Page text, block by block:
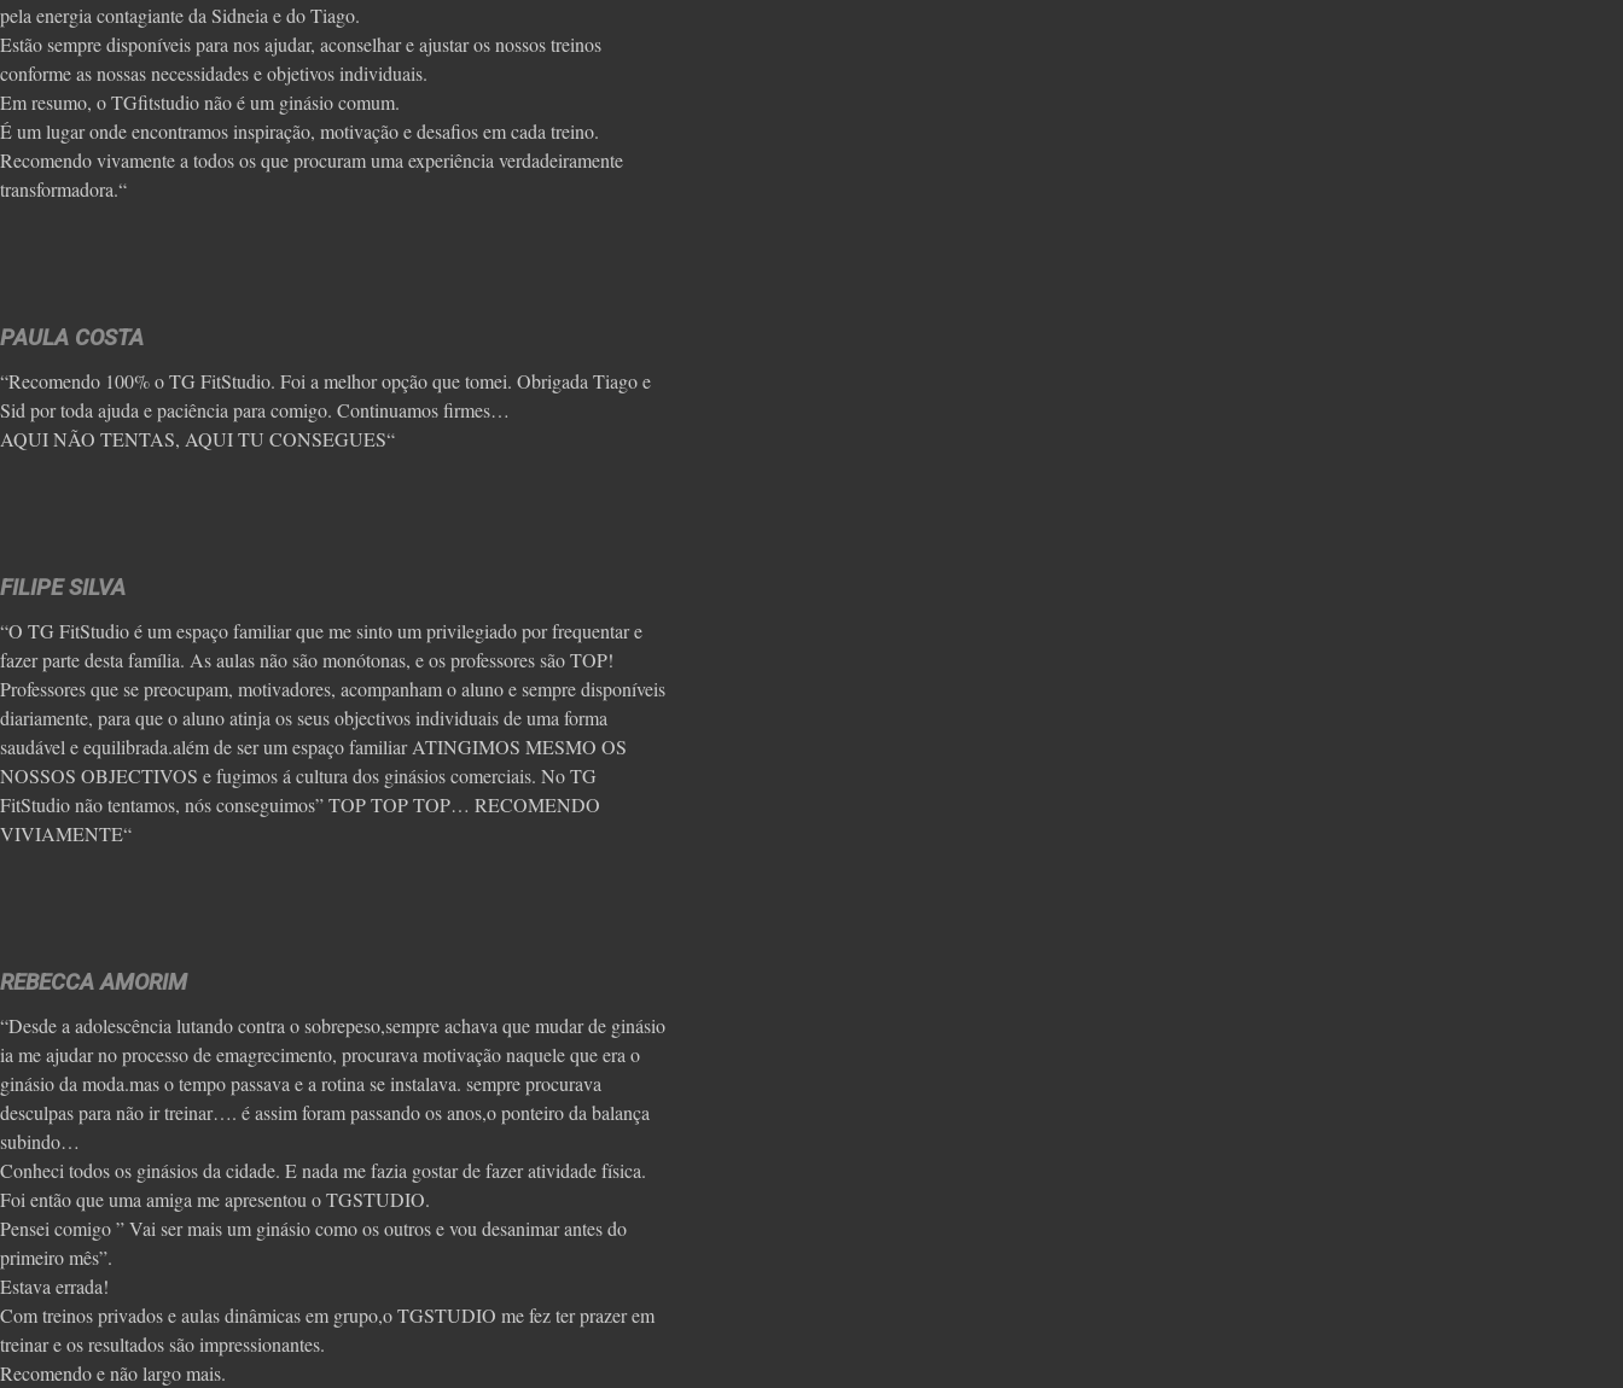
pela energia contagiante da Sidneia e do Tiago.
Estão sempre disponíveis para nos ajudar, aconselhar e ajustar os nossos treinos
conforme as nossas necessidades e objetivos individuais.
Em resumo, o TGfitstudio não é um ginásio comum.
É um lugar onde encontramos inspiração, motivação e desafios em cada treino.
Recomendo vivamente a todos os que procuram uma experiência verdadeiramente
transformadora.“
PAULA COSTA
“Recomendo 100% o TG FitStudio. Foi a melhor opção que tomei. Obrigada Tiago e
Sid por toda ajuda e paciência para comigo. Continuamos firmes…
AQUI NÃO TENTAS, AQUI TU CONSEGUES“
FILIPE SILVA
“O TG FitStudio é um espaço familiar que me sinto um privilegiado por frequentar e
fazer parte desta família. As aulas não são monótonas, e os professores são TOP!
Professores que se preocupam, motivadores, acompanham o aluno e sempre disponíveis
diariamente, para que o aluno atinja os seus objectivos individuais de uma forma
saudável e equilibrada.além de ser um espaço familiar ATINGIMOS MESMO OS
NOSSOS OBJECTIVOS e fugimos á cultura dos ginásios comerciais. No TG
FitStudio não tentamos, nós conseguimos” TOP TOP TOP… RECOMENDO
VIVIAMENTE“
REBECCA AMORIM
“Desde a adolescência lutando contra o sobrepeso,sempre achava que mudar de ginásio
ia me ajudar no processo de emagrecimento, procurava motivação naquele que era o
ginásio da moda.mas o tempo passava e a rotina se instalava. sempre procurava
desculpas para não ir treinar…. é assim foram passando os anos,o ponteiro da balança
subindo…
Conheci todos os ginásios da cidade. E nada me fazia gostar de fazer atividade física.
Foi então que uma amiga me apresentou o TGSTUDIO.
Pensei comigo ” Vai ser mais um ginásio como os outros e vou desanimar antes do
primeiro mês”.
Estava errada!
Com treinos privados e aulas dinâmicas em grupo,o TGSTUDIO me fez ter prazer em
treinar e os resultados são impressionantes.
Recomendo e não largo mais.